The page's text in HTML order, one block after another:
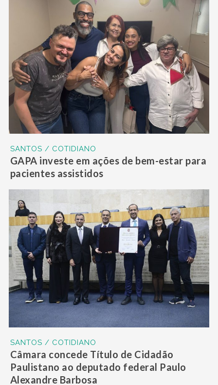
SANTOS / COTIDIANO
GAPA investe em ações de bem-estar para
pacientes assistidos
SANTOS / COTIDIANO
Câmara concede Título de Cidadão
Paulistano ao deputado federal Paulo
Alexandre Barbosa